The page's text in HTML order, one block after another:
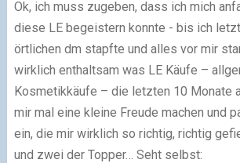
Ok, ich muss zugeben, dass ich mich
diese LE begeistern konnte - bis ich
örtlichen dm stapfte und alles vor mir
wirklich enthaltsam was LE Käufe –
Kosmetikkäufe – die letzten 10 Monate
mir mal eine kleine Freude machen und
ein, die mir wirklich so richtig, richtig
und zwei der Topper… Seht selbst: